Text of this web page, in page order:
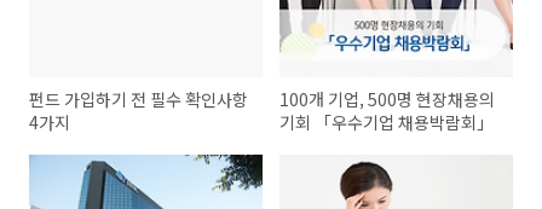
펀드 가입하기 전 필수 확인사항
4가지
100개 기업, 500명 현장채용의
기회 「우수기업 채용박람회」